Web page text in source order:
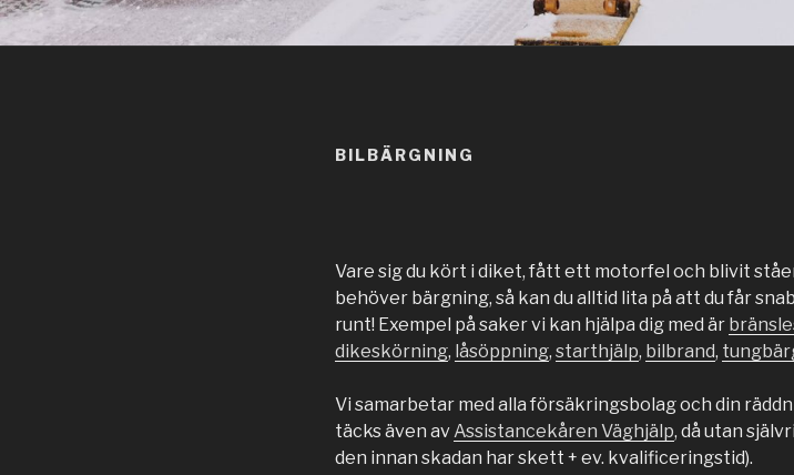
BILBÄRGNING
Vare sig du kört i diket, fått ett motorfel och blivit
behöver bärgning, så kan du alltid lita på att du får
runt! Exempel på saker vi kan hjälpa dig med är
dikeskörning, låsöppning, starthjälp, bilbrand,
Vi samarbetar med alla försäkringsbolag och din
täcks även avAssistancekåren Väghjälp, då utan
den innan skadan har skett + ev. kvalificeringstid).